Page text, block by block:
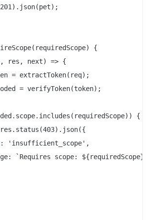
{
res, next) => {
= extractToken(req);
= verifyToken(token);
{
'insufficient_scope',
`Requires scope: ${requiredScope}`